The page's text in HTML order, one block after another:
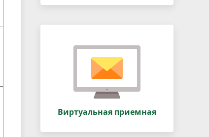
Виртуальная приемная